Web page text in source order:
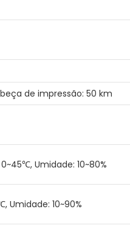
de impressão: 50 km
Umidade: 10~80%
Umidade: 10~90%